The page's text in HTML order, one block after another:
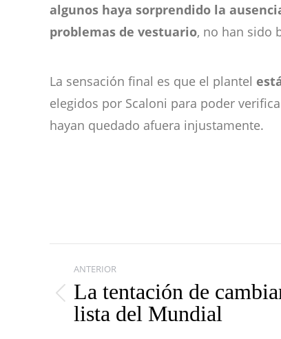
algunos haya sorprendido la
problemas de vestuario, no han sido
La sensación final es que el plantel
elegidos por Scaloni para poder
hayan quedado afuera injustamente.
Navegación
entre
publicaciones
ANTERIOR
Publicación
anterior:
La tentación de
lista del Mundial